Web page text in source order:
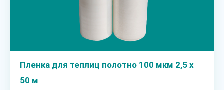
Пленка для теплиц полотно 100 мкм 2,5 х
50 м